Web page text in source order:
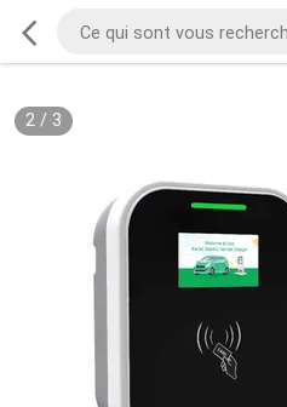
2/ 3